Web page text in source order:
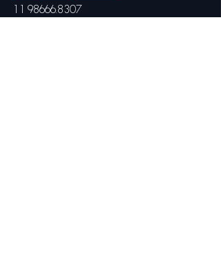
11 98666.8307